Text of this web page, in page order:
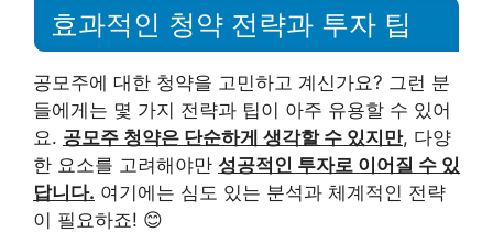
효과적인 청약 전략과 투자 팁
공모주에 대한 청약을 고민하고 계신가요? 그런 분
들에게는 몇 가지 전략과 팁이 아주 유용할 수 있어
요. 공모주 청약은 단순하게 생각할 수 있지만, 다양
한 요소를 고려해야만 성공적인 투자로 이어질 수 있
답니다. 여기에는 심도 있는 분석과 체계적인 전략
이 필요하죠! 😊